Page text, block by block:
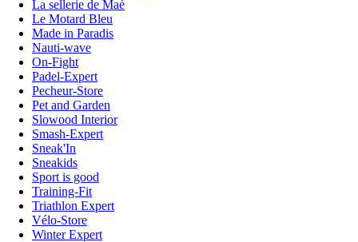
La sellerie de Maé
Le Motard Bleu
Made in Paradis
Nauti-wave
On-Fight
Padel-Expert
Pecheur-Store
Pet and Garden
Slowood Interior
Smash-Expert
Sneak'In
Sneakids
Sport is good
Training-Fit
Triathlon Expert
Vélo-Store
Winter Expert